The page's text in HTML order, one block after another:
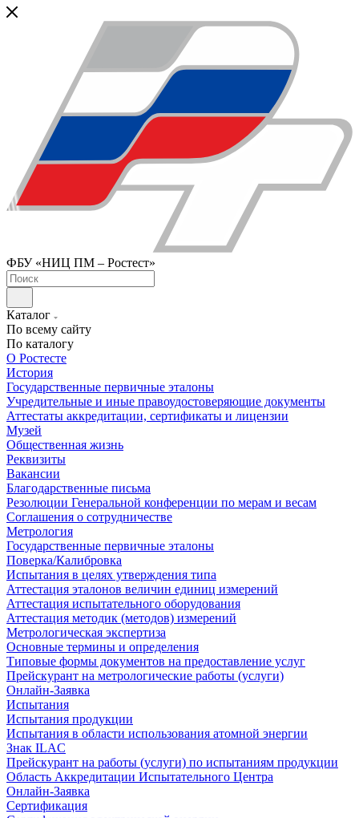
ФБУ «НИЦ ПМ – Ростест»
Каталог
По всему сайту
По каталогу
О Ростесте
История
Государственные первичные эталоны
Учредительные и иные правоудостоверяющие документы
Аттестаты аккредитации, сертификаты и лицензии
Музей
Общественная жизнь
Реквизиты
Вакансии
Благодарственные письма
Резолюции Генеральной конференции по мерам и весам
Соглашения о сотрудничестве
Метрология
Государственные первичные эталоны
Поверка/Калибровка
Испытания в целях утверждения типа
Аттестация эталонов величин единиц измерений
Аттестация испытательного оборудования
Аттестация методик (методов) измерений
Метрологическая экспертиза
Основные термины и определения
Типовые формы документов на предоставление услуг
Прейскурант на метрологические работы (услуги)
Онлайн-Заявка
Испытания
Испытания продукции
Испытания в области использования атомной энергии
Знак ILAC
Прейскурант на работы (услуги) по испытаниям продукции
Область Аккредитации Испытательного Центра
Онлайн-Заявка
Сертификация